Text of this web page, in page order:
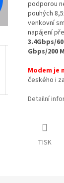
podporou
pouhých
venkovní
napájení
3.4Gbps/
Gbps/200
Modem je
českého i
Detailní
TISK